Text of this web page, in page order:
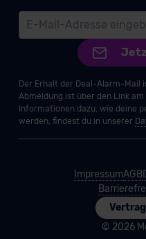
Der Erhalt der Deal-Alarm-Mail
Abmeldung ist über den Link
Informationen dazu, wie deine
werden, findest du in unserer
ImpressumAGB
© 2026